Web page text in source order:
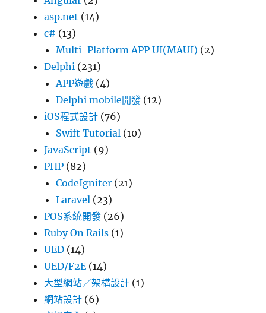
asp.net (14)
c# (13)
Multi-Platform APP UI(MAUI) (2)
Delphi (231)
APP遊戲 (4)
Delphi mobile開發 (12)
iOS程式設計 (76)
Swift Tutorial (10)
JavaScript (9)
PHP (82)
CodeIgniter (21)
Laravel (23)
POS系統開發 (26)
Ruby On Rails (1)
UED (14)
UED/F2E (14)
大型網站／架構設計 (1)
網站設計 (6)